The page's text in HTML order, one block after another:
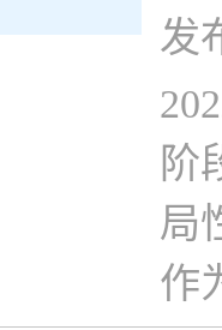
发
阶
局
作